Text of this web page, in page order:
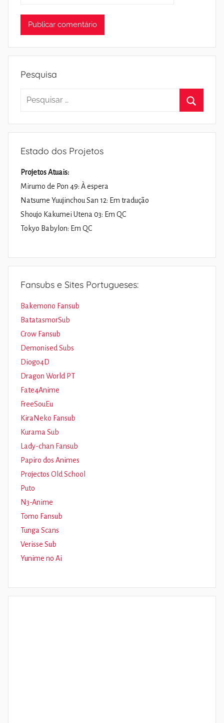
Pesquisa
Pesquisar
Estado dos Projetos
Projetos Atuais:
Mirumo de Pon 49: À espera
Natsume Yuujinchou San 12: Em tradução
Shoujo Kakumei Utena 03: Em QC
Tokyo Babylon: Em QC
Fansubs e Sites Portugueses:
Bakemono Fansub
BatatasmorSub
Crow Fansub
Demonised Subs
Diogo4D
Dragon World PT
Fate4Anime
FreeSouEu
KiraNeko Fansub
Kurama Sub
Lady-chan Fansub
Papiro dos Animes
Projectos Old School
Puto
N3-Anime
Tomo Fansub
Tunga Scans
Verisse Sub
Yunime no Ai